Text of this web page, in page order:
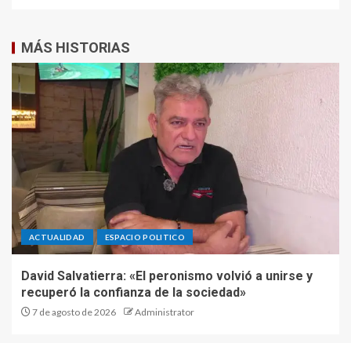
MÁS HISTORIAS
ACTUALIDAD ESPACIO POLITICO
David Salvatierra: «El peronismo volvió a unirse y
recuperó la confianza de la sociedad»
7 de agosto de 2026 Administrator